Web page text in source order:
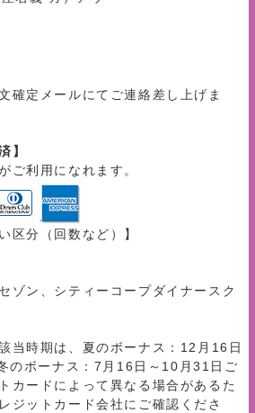
確定メールにてご連絡差し上げま
】
ご利用になれます。
区分（回数など）】
ゾン、シティーコープダイナースク
当時期は、夏のボーナス：12月16日
のボーナス：7月16日～10月31日ご
カードによって異なる場合があるた
ジットカード会社にご確認くださ